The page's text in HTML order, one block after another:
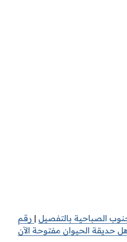
الصباحية بالتفصيل | رقم
حديقة الحيوان مفتوحة الآن